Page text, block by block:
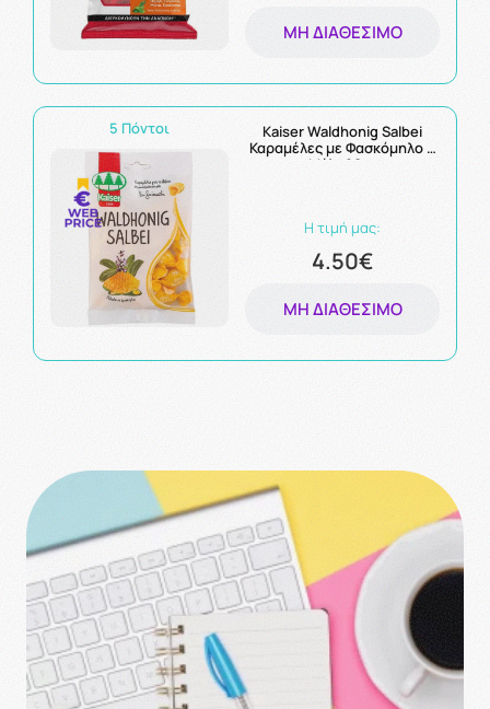
ΜΗ ΔΙΑΘΈΣΙΜΟ
5 Πόντοι
Kaiser Waldhonig Salbei
Καραμέλες με Φασκόμηλο &
Μέλι 90gr
Η τιμή μας:
4.50€
ΜΗ ΔΙΑΘΈΣΙΜΟ